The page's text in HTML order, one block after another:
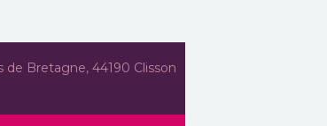
de Bretagne, 44190 Clisson